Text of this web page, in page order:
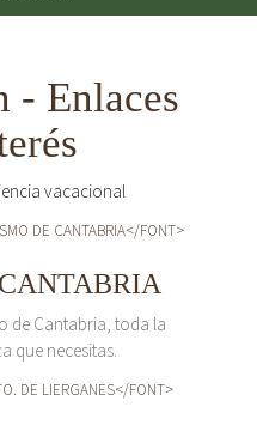
- Enlaces
vacacional
de Cantabria, toda la
que necesitas.